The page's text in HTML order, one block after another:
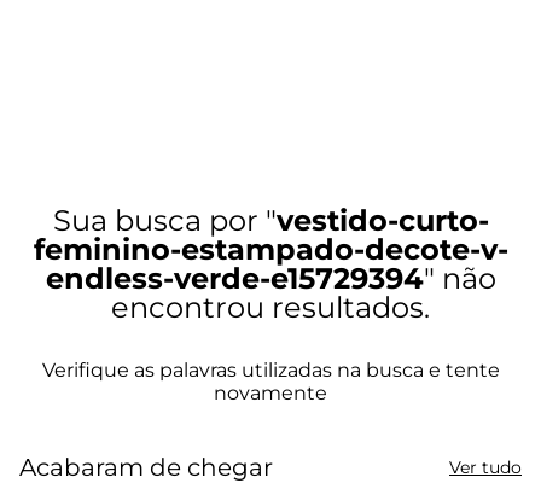
vestido-curto-
feminino-estampado-decote-v-
endless-verde-e15729394
Acabaram de chegar Ver tudo